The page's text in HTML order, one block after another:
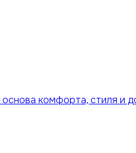
комфорта, стиля и